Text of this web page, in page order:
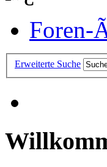
Foren-
Erweiterte Suche